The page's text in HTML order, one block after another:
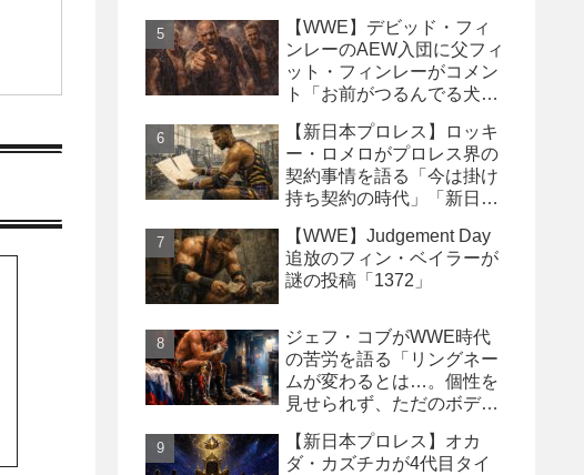
【WWE】デビッド・フィ
ンレーのAEW入団に父フィ
ット・フィンレーがコメン
ト「お前がつるんでる犬連
【新日本プロレス】ロッキ
ー・ロメロがプロレス界の
契約事情を語る「今は掛け
持ち契約の時代」「新日本
るべき」
【WWE】Judgement Day
追放のフィン・ベイラーが
謎の投稿「1372」
ジェフ・コブがWWE時代
の苦労を語る「リングネー
ムが変わるとは…。個性を
見せられず、ただのボディ
【新日本プロレス】オカ
ダ・カズチカが4代目タイ